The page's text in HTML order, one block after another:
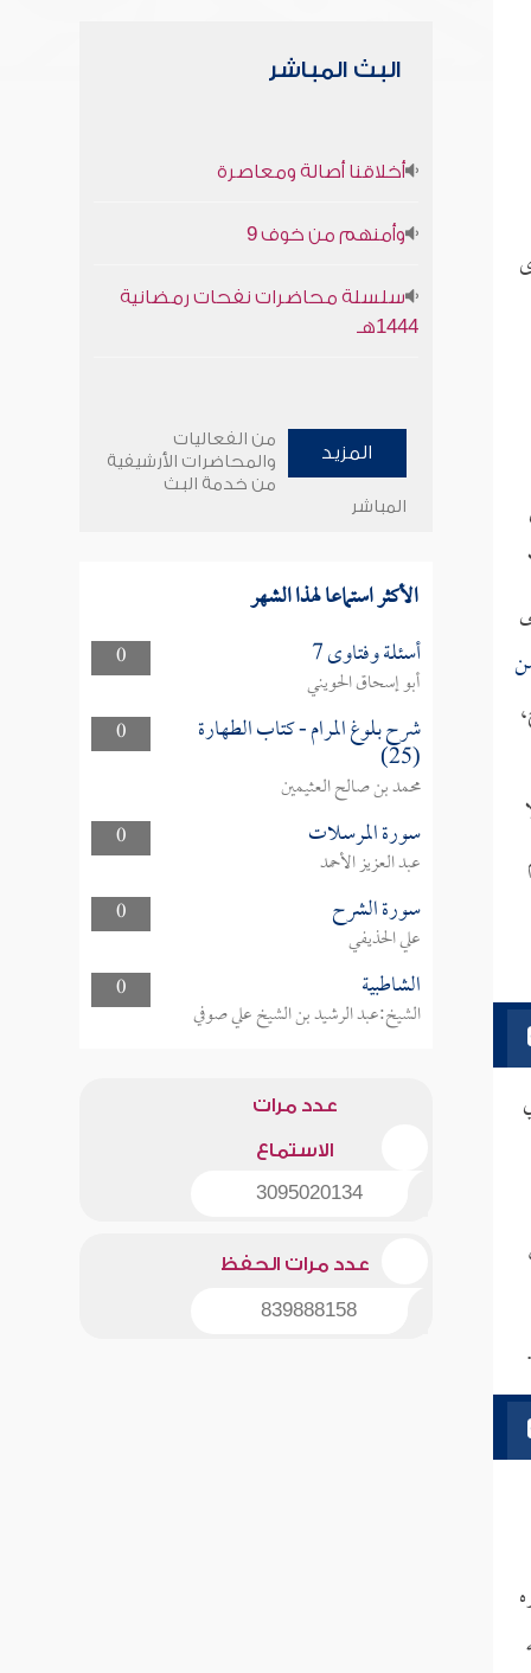
البث المباشر
أخلاقنا أصالة ومعاصرة
وأمنهم من خوف 9
سلسلة محاضرات نفحات رمضانية
1444هـ
المزيد
من الفعاليات
والمحاضرات الأرشيفية
من خدمة البث
المباشر
الأكثر استماعا لهذا الشهر
0 أسئلة وفتاوى 7
أبو إسحاق الحويني
0
شرح بلوغ المرام - كتاب الطهارة
(25)
محمد بن صالح العثيمين
0
سورة المرسلات
عبد العزيز الأحمد
0
سورة الشرح
علي الحذيفي
0
الشاطبية
الشيخ:عبد الرشيد بن الشيخ علي صوفي
عدد مرات
الاستماع
3095020134
عدد مرات الحفظ
839888158